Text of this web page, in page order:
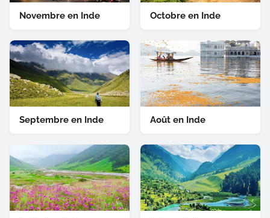
Novembre en Inde Octobre en Inde
Septembre en Inde Août en Inde